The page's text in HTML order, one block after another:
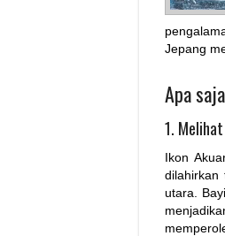
Jepang
Apa
1.
Ikon
dilahirkan
utara.